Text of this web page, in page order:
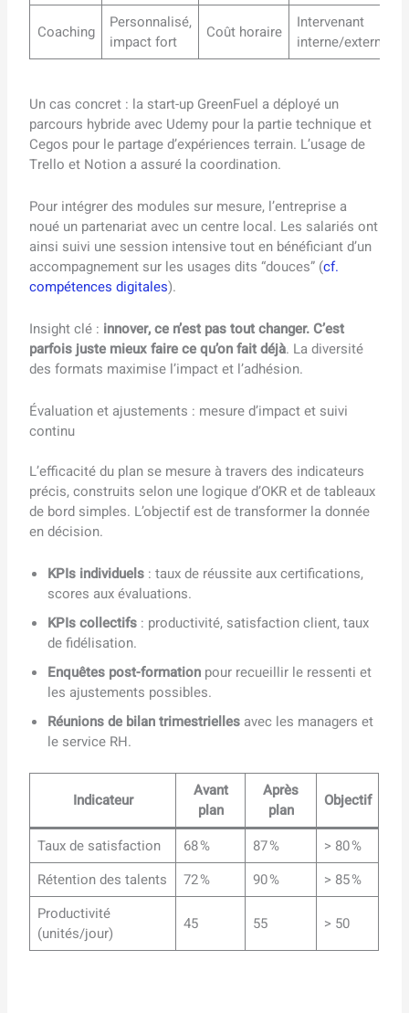
Coaching
Personnalisé,
impact fort
Coût horaire
Intervenant
interne/externe
Un cas concret : la start-up GreenFuel a déployé un
parcours hybride avec Udemy pour la partie technique et
Cegos pour le partage d’expériences terrain. L’usage de
Trello et Notion a assuré la coordination.
Pour intégrer des modules sur mesure, l’entreprise a
noué un partenariat avec un centre local. Les salariés ont
ainsi suivi une session intensive tout en bénéficiant d’un
accompagnement sur les usages dits “douces” (cf.
compétences digitales).
Insight clé : innover, ce n’est pas tout changer. C’est
parfois juste mieux faire ce qu’on fait déjà. La diversité
des formats maximise l’impact et l’adhésion.
Évaluation et ajustements : mesure d’impact et suivi
continu
L’efficacité du plan se mesure à travers des indicateurs
précis, construits selon une logique d’OKR et de tableaux
de bord simples. L’objectif est de transformer la donnée
en décision.
KPIs individuels : taux de réussite aux certifications,
scores aux évaluations.
KPIs collectifs : productivité, satisfaction client, taux
de fidélisation.
Enquêtes post-formation pour recueillir le ressenti et
les ajustements possibles.
Réunions de bilan trimestrielles avec les managers et
le service RH.
Indicateur
Avant
plan
Après
plan
Objectif
Taux de satisfaction 68 % 87 %
> 80 %
Rétention des talents
72 % 90 %
> 85 %
Productivité
(unités/jour)
45 55 > 50